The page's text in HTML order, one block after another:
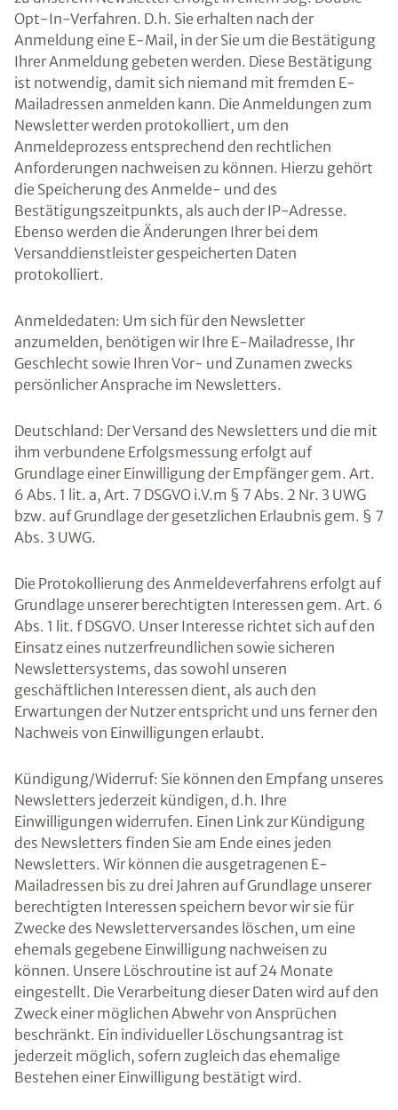
Opt-In-Verfahren. D.h. Sie erhalten nach der
Anmeldung eine E-Mail, in der Sie um die Bestätigung
Ihrer Anmeldung gebeten werden. Diese Bestätigung
ist notwendig, damit sich niemand mit fremden E-
Mailadressen anmelden kann. Die Anmeldungen zum
Newsletter werden protokolliert, um den
Anmeldeprozess entsprechend den rechtlichen
Anforderungen nachweisen zu können. Hierzu gehört
die Speicherung des Anmelde- und des
Bestätigungszeitpunkts, als auch der IP-Adresse.
Ebenso werden die Änderungen Ihrer bei dem
Versanddienstleister gespeicherten Daten
protokolliert.
Anmeldedaten: Um sich für den Newsletter
anzumelden, benötigen wir Ihre E-Mailadresse, Ihr
Geschlecht sowie Ihren Vor- und Zunamen zwecks
persönlicher Ansprache im Newsletters.
Deutschland: Der Versand des Newsletters und die mit
ihm verbundene Erfolgsmessung erfolgt auf
Grundlage einer Einwilligung der Empfänger gem. Art.
6 Abs. 1 lit. a, Art. 7 DSGVO i.V.m § 7 Abs. 2 Nr. 3 UWG
bzw. auf Grundlage der gesetzlichen Erlaubnis gem. § 7
Abs. 3 UWG.
Die Protokollierung des Anmeldeverfahrens erfolgt auf
Grundlage unserer berechtigten Interessen gem. Art. 6
Abs. 1 lit. f DSGVO. Unser Interesse richtet sich auf den
Einsatz eines nutzerfreundlichen sowie sicheren
Newslettersystems, das sowohl unseren
geschäftlichen Interessen dient, als auch den
Erwartungen der Nutzer entspricht und uns ferner den
Nachweis von Einwilligungen erlaubt.
Kündigung/Widerruf: Sie können den Empfang unseres
Newsletters jederzeit kündigen, d.h. Ihre
Einwilligungen widerrufen. Einen Link zur Kündigung
des Newsletters finden Sie am Ende eines jeden
Newsletters. Wir können die ausgetragenen E-
Mailadressen bis zu drei Jahren auf Grundlage unserer
berechtigten Interessen speichern bevor wir sie für
Zwecke des Newsletterversandes löschen, um eine
ehemals gegebene Einwilligung nachweisen zu
können. Unsere Löschroutine ist auf 24 Monate
eingestellt. Die Verarbeitung dieser Daten wird auf den
Zweck einer möglichen Abwehr von Ansprüchen
beschränkt. Ein individueller Löschungsantrag ist
jederzeit möglich, sofern zugleich das ehemalige
Bestehen einer Einwilligung bestätigt wird.